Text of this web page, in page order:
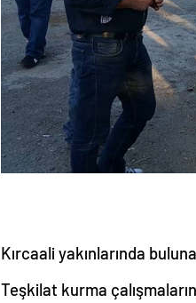
Kırcaali yakınlarında
Teşkilat kurma